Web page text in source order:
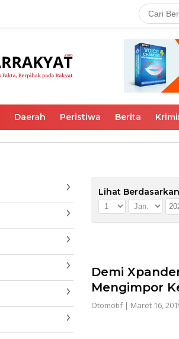
Daerah Peristiwa Berita
Lihat
Demi
Mengimpor
Otomotif| Maret 16,